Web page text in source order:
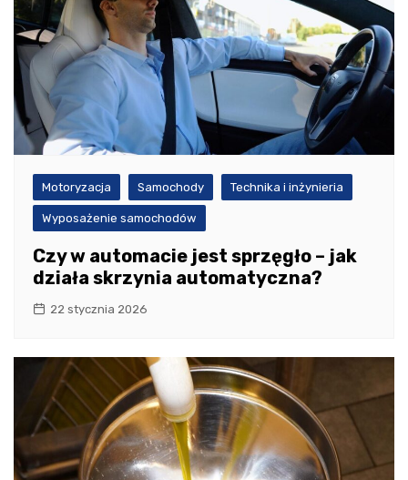
Motoryzacja Samochody Technika i inżynieria
Wyposażenie samochodów
Czy w automacie jest sprzęgło – jak
działa skrzynia automatyczna?
22 stycznia 2026